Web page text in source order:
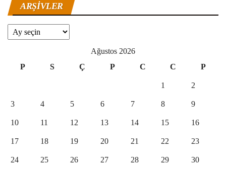
ARŞIVLER
Arşivler
Ağustos 2026
P
S Ç P C C P
1 2
3 4 5 6 7 8 9
10 11 12 13 14 15 16
17 18 19 20 21 22 23
24 25 26 27 28 29 30